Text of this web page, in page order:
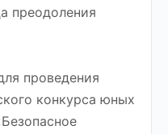
преодоления
проведения
конкурса юных